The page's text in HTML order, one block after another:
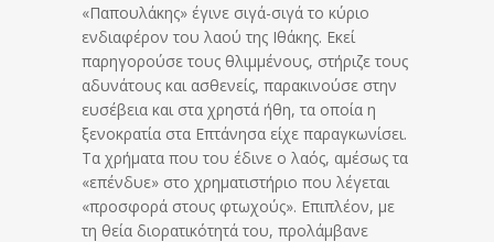
«Παπουλάκης» έγινε σιγά-σιγά το κύριο
ενδιαφέρον του λαού της Ιθάκης. Εκεί
παρηγορούσε τους θλιμμένους, στήριζε τους
αδυνάτους και ασθενείς, παρακινούσε στην
ευσέβεια και στα χρηστά ήθη, τα οποία η
ξενοκρατία στα Επτάνησα είχε παραγκωνίσει.
Τα χρήματα που του έδινε ο λαός, αμέσως τα
«επένδυε» στο χρηματιστήριο που λέγεται
«προσφορά στους φτωχούς». Επιπλέον, με
τη θεία διορατικότητά του, προλάμβανε